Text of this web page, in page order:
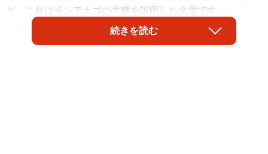
ど、これはチンアナゴの生態を説明した文章です。
京都水族館（京都市下京区）が１１日、来場者にチンア
続きを読む